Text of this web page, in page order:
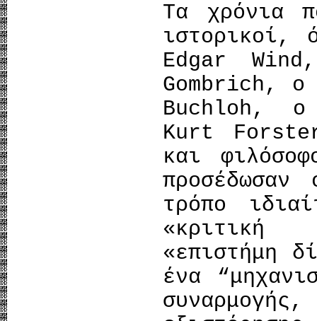
Τα χρόνια
Edgar
Gombrich,
Buchloh, ο
Kurt
και
τρόπο
«κριτική
«επιστήμη
ένα